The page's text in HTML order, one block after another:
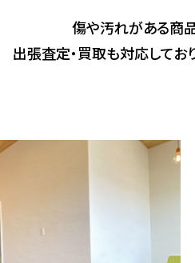
傷や汚れがある商
出張査定・買取も対応してお